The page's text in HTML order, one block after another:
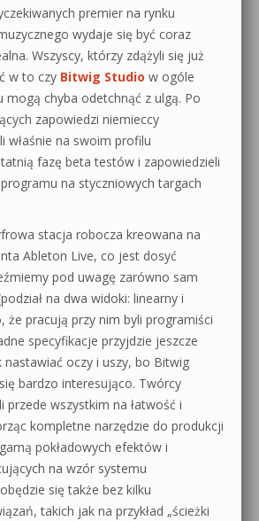
premier na rynku
wydaje się być coraz
Wszyscy, którzy zdążyli się już
w to czy Bitwig Studio w ogóle
mogą chyba odetchnąć z ulgą. Po
zapowiedzi niemieccy
właśnie na swoim profilu
fazę beta testów i zapowiedzieli
na styczniowych targach
stacja robocza kreowana na
Ableton Live, co jest dosyć
pod uwagę zarówno sam
na dwa widoki: linearny i
że pracują przy nim byli programiści
specyfikacje przyjdzie jeszcze
nastawiać oczy i uszy, bo Bitwig
bardzo interesująco. Twórcy
wszystkim na łatwość i
kompletne narzędzie do produkcji
pokładowych efektów i
na wzór systemu
się także bez kilku
takich jak na przykład „ścieżki